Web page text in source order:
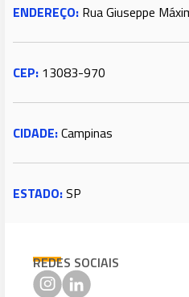
ENDEREÇO: Rua Giuseppe
CEP: 13083-970
CIDADE:Campinas
ESTADO:SP
REDES SOCIAIS